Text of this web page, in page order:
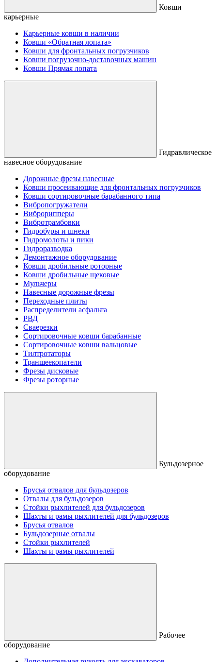
Ковши
карьерные
Карьерные ковши в наличии
Ковши «Обратная лопата»
Ковши для фронтальных погрузчиков
Ковши погрузочно-доставочных машин
Ковши Прямая лопата
Гидравлическое
навесное оборудование
Дорожные фрезы навесные
Ковши просеивающие для фронтальных погрузчиков
Ковши сортировочные барабанного типа
Вибропогружатели
Виброрипперы
Вибротрамбовки
Гидробуры и шнеки
Гидромолоты и пики
Гидроразводка
Демонтажное оборудование
Ковши дробильные роторные
Ковши дробильные щековые
Мульчеры
Навесные дорожные фрезы
Переходные плиты
Распределители асфальта
РВД
Сваерезки
Сортировочные ковши барабанные
Сортировочные ковши вальцовые
Тилтротаторы
Траншеекопатели
Фрезы дисковые
Фрезы роторные
Бульдозерное
оборудование
Брусья отвалов для бульдозеров
Отвалы для бульдозеров
Стойки рыхлителей для бульдозеров
Шахты и рамы рыхлителей для бульдозеров
Брусья отвалов
Бульдозерные отвалы
Стойки рыхлителей
Шахты и рамы рыхлителей
Рабочее
оборудование